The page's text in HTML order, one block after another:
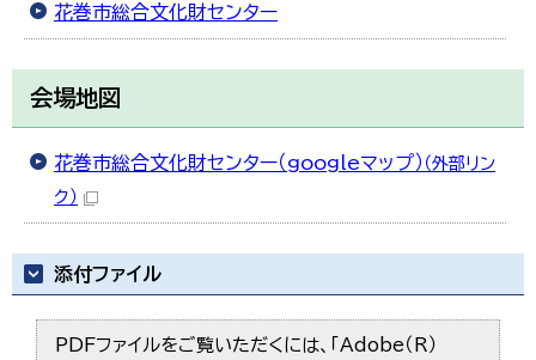
花巻市総合文化財センター
会場地図
花巻市総合文化財センター（googleマップ） （外部リン
ク）
添付ファイル
PDFファイルをご覧いただくには、「Adobe（R）